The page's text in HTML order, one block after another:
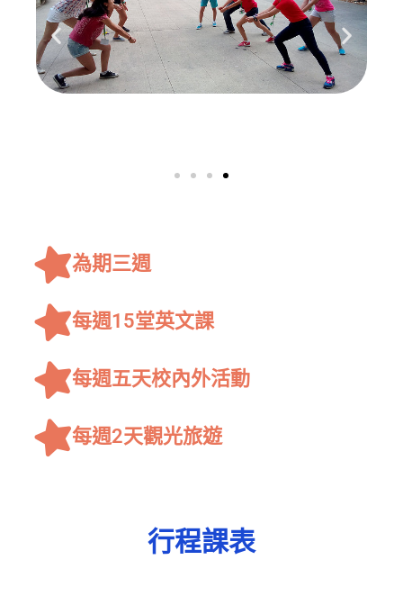
為期三週
每週15堂英文課
每週五天校內外活動
每週2天觀光旅遊
行程課表